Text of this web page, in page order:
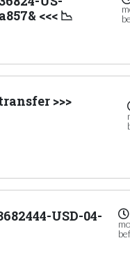
<<< 📉
>>>
USD-04-